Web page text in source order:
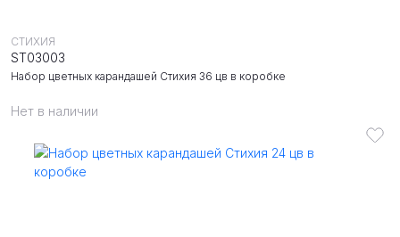
Нет в наличии
Набор цветных карандашей Стихия 36 цв в коробке
СТИХИЯ
ST03003